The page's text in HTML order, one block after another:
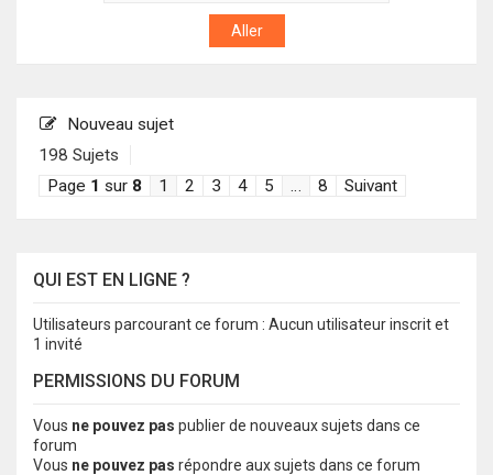
Nouveau sujet
198 Sujets
Page 1 sur 8 1 2 3 4 5 … 8 Suivant
QUI EST EN LIGNE ?
Utilisateurs parcourant ce forum : Aucun utilisateur inscrit et
1 invité
PERMISSIONS DU FORUM
Vous ne pouvez pas publier de nouveaux sujets dans ce
forum
Vous ne pouvez pas répondre aux sujets dans ce forum